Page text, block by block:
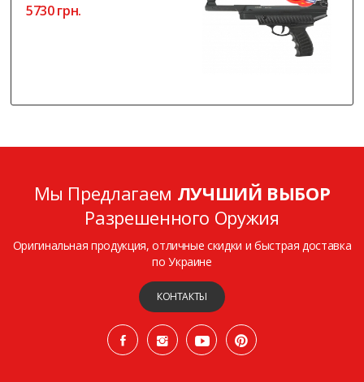
5730 грн.
Мы Предлагаем ЛУЧШИЙ ВЫБОР
Разрешенного Оружия
Оригинальная продукция, отличные скидки и быстрая доставка
по Украине
КОНТАКТЫ